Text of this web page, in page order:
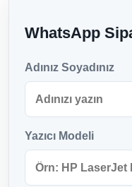
WhatsApp
Adınız Soyadınız
Yazıcı Modeli